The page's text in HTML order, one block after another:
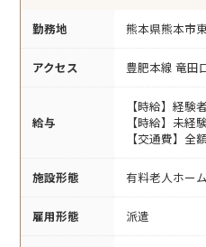
勤務地 熊本県熊本市
アクセス 豊肥本線 竜田
給与
【時給】経験
【時給】未経
【交通費】全
施設形態 有料老人ホーム
雇用形態 派遣